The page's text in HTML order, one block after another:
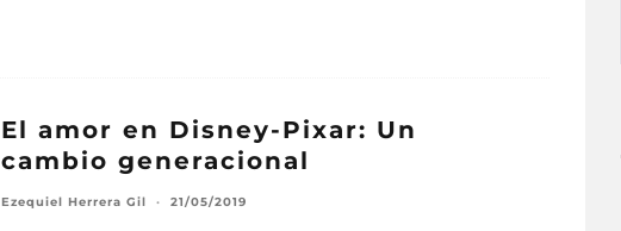
El amor en Disney-Pixar: Un
cambio generacional
Ezequiel Herrera Gil · 21/05/2019